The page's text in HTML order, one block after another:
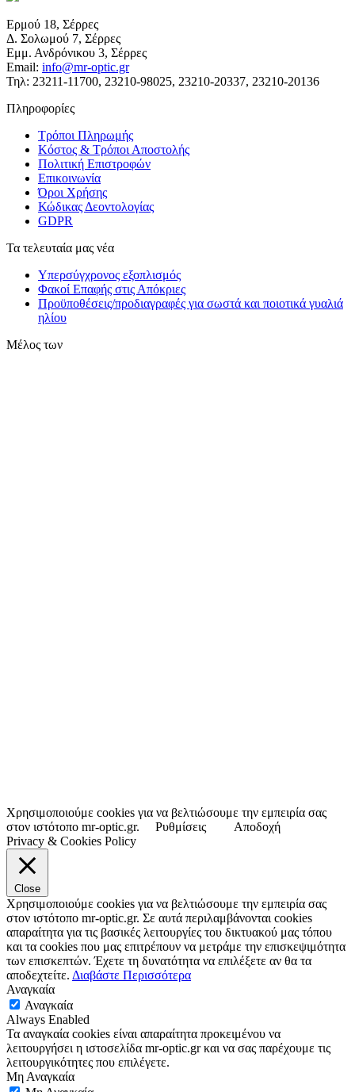
Ερμού 18, Σέρρες
Δ. Σολωμού 7, Σέρρες
Εμμ. Ανδρόνικου 3, Σέρρες
Email: info@mr-optic.gr
Τηλ: 23211-11700, 23210-98025, 23210-20337, 23210-20136
Πληροφορίες
Τρόποι Πληρωμής
Κόστος & Τρόποι Αποστολής
Πολιτική Επιστροφών
Επικοινωνία
Όροι Χρήσης
Κώδικας Δεοντολογίας
GDPR
Τα τελευταία μας νέα
Υπερσύγχρονος εξοπλισμός
Φακοί Επαφής στις Απόκριες
Προϋποθέσεις/προδιαγραφές για σωστά και ποιοτικά γυαλιά
ηλίου
Μέλος των
Χρησιμοποιούμε cookies για να βελτιώσουμε την εμπειρία σας
στον ιστότοπο mr-optic.gr.
Ρυθμίσεις
Αποδοχή
Privacy & Cookies Policy
Close
Χρησιμοποιούμε cookies για να βελτιώσουμε την εμπειρία σας
στον ιστότοπο mr-optic.gr. Σε αυτά περιλαμβάνονται cookies
απαραίτητα για τις βασικές λειτουργίες του δικτυακού μας τόπου
και τα cookies που μας επιτρέπουν να μετράμε την επισκεψιμότητα
των επισκεπτών. Έχετε τη δυνατότητα να επιλέξετε αν θα τα
αποδεχτείτε. Διαβάστε Περισσότερα
Αναγκαία
Αναγκαία
Always Enabled
Τα αναγκαία cookies είναι απαραίτητα προκειμένου να
λειτουργήσει η ιστοσελίδα mr-optic.gr και να σας παρέχουμε τις
λειτουργικότητες που επιλέγετε.
Μη Αναγκαία